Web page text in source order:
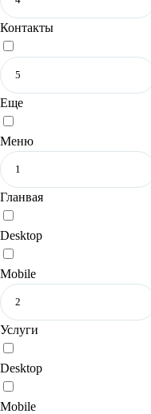
Контакты
Еще
Меню
Гланвая
Desktop
Mobile
Услуги
Desktop
Mobile